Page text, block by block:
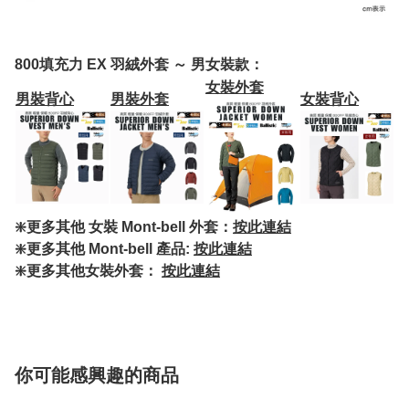
800填充力 EX 羽絨外套 ～ 男女裝款：
男裝背心 男裝外套
女裝外套
女裝背心
❇️更多其他 女裝 Mont-bell 外套： 按此連結
❇️更多其他 Mont-bell 產品: 按此連結
❇️更多其他女裝外套： 按此連結
你可能感興趣的商品